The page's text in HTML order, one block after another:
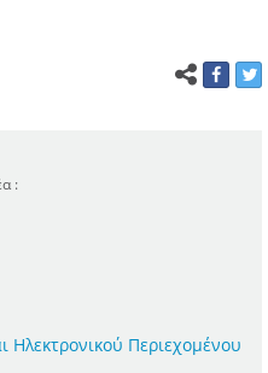
:
Ηλεκτρονικού Περιεχομένου